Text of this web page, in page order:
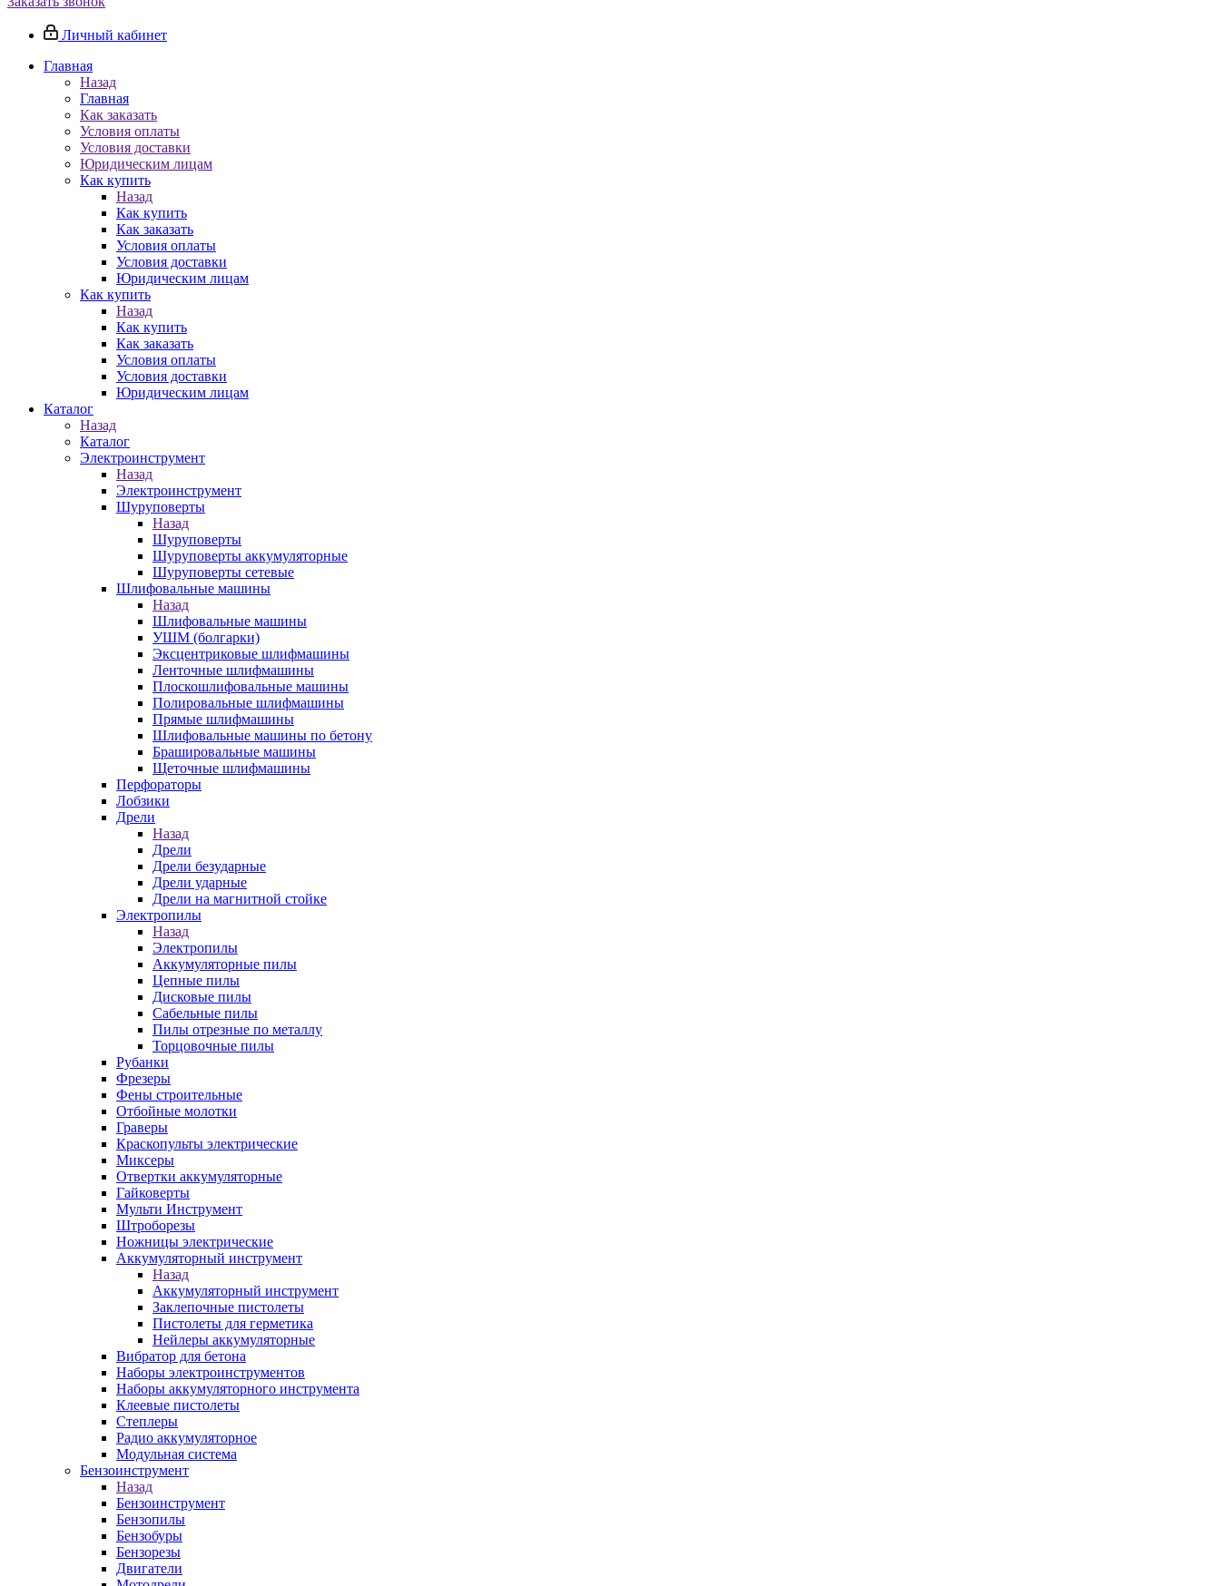
Личный кабинет
Главная
Назад
Главная
Как заказать
Условия оплаты
Условия доставки
Юридическим лицам
Как купить
Назад
Как купить
Как заказать
Условия оплаты
Условия доставки
Юридическим лицам
Как купить
Назад
Как купить
Как заказать
Условия оплаты
Условия доставки
Юридическим лицам
Каталог
Назад
Каталог
Электроинструмент
Назад
Электроинструмент
Шуруповерты
Назад
Шуруповерты
Шуруповерты аккумуляторные
Шуруповерты сетевые
Шлифовальные машины
Назад
Шлифовальные машины
УШМ (болгарки)
Эксцентриковые шлифмашины
Ленточные шлифмашины
Плоскошлифовальные машины
Полировальные шлифмашины
Прямые шлифмашины
Шлифовальные машины по бетону
Брашировальные машины
Щеточные шлифмашины
Перфораторы
Лобзики
Дрели
Назад
Дрели
Дрели безударные
Дрели ударные
Дрели на магнитной стойке
Электропилы
Назад
Электропилы
Аккумуляторные пилы
Цепные пилы
Дисковые пилы
Сабельные пилы
Пилы отрезные по металлу
Торцовочные пилы
Рубанки
Фрезеры
Фены строительные
Отбойные молотки
Граверы
Краскопульты электрические
Миксеры
Отвертки аккумуляторные
Гайковерты
Мульти Инструмент
Штроборезы
Ножницы электрические
Аккумуляторный инструмент
Назад
Аккумуляторный инструмент
Заклепочные пистолеты
Пистолеты для герметика
Нейлеры аккумуляторные
Вибратор для бетона
Наборы электроинструментов
Наборы аккумуляторного инструмента
Клеевые пистолеты
Степлеры
Радио аккумуляторное
Модульная система
Бензоинструмент
Назад
Бензоинструмент
Бензопилы
Бензобуры
Бензорезы
Двигатели